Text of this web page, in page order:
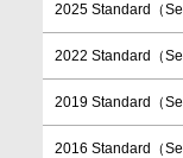
2025 Standard（
2022 Standard（
2019 Standard（
2016 Standard（